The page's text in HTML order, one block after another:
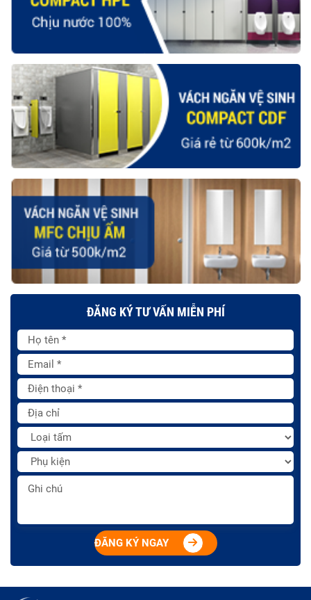
ĐĂNG KÝ TƯ VẤN MIỄN PHÍ
ĐĂNG KÝ NGAY